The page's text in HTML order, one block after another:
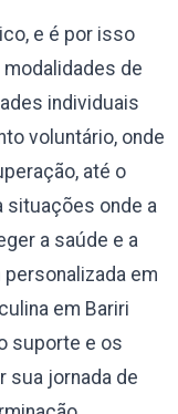
e é por isso
de
individuais
voluntário, onde
até o
situações onde a
a saúde e a
em
em Bariri
suporte e os
sua jornada de